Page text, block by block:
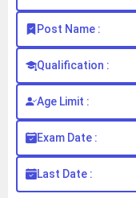
Post Name :
Qualification :
Age Limit :
Exam Date :
Last Date :